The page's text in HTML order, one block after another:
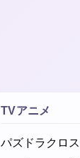
TVアニメ
パズドラクロス